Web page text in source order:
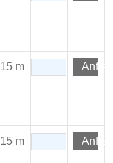
15 m
15 m